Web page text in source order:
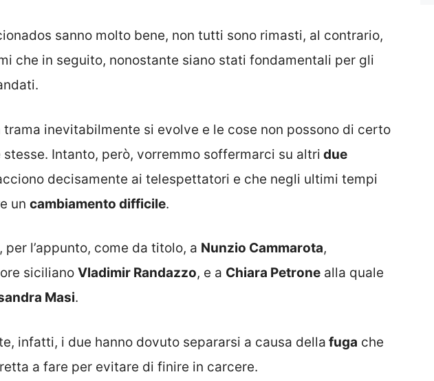
sanno molto bene, non tutti sono rimasti, al contrario,
che in seguito, nonostante siano stati fondamentali per gli
trama inevitabilmente si evolve e le cose non possono di certo
Intanto, però, vorremmo soffermarci su altri due
decisamente ai telespettatori e che negli ultimi tempi
un cambiamento difficile.
l’appunto, come da titolo, a Nunzio Cammarota,
siciliano Vladimir Randazzo, e a Chiara Petrone alla quale
Masi.
infatti, i due hanno dovuto separarsi a causa della fuga che
a fare per evitare di finire in carcere.